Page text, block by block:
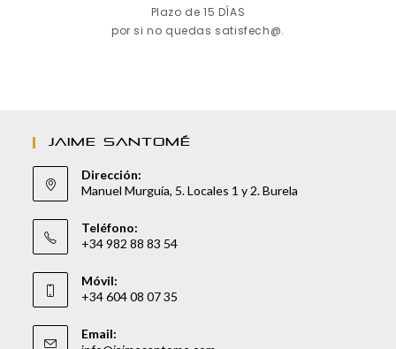
Plazo de 15 DÍAS
por si no quedas satisfech@.
JAIME SANTOMÉ
Dirección:
Manuel Murguía, 5. Locales 1 y 2. Burela
Teléfono:
+34 982 88 83 54
Móvil:
+34 604 08 07 35
Email: